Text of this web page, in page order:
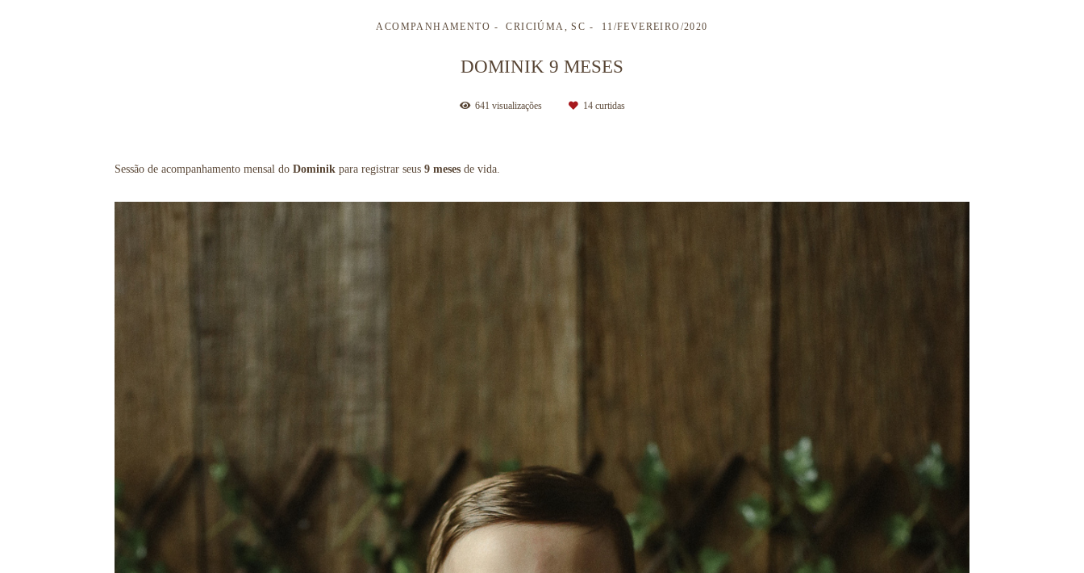
ACOMPANHAMENTO CRICIÚMA, SC 11/FEVEREIRO/2020
DOMINIK 9 MESES
641 visualizações 14curtidas
Sessão de acompanhamento mensal do Dominik para registrar seus 9 meses de vida.